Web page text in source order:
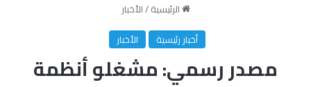
الرئيسية/الأخبار
أخبار رئيسية
الأخبار
مصدر رسمي: مشغلو أنظمة